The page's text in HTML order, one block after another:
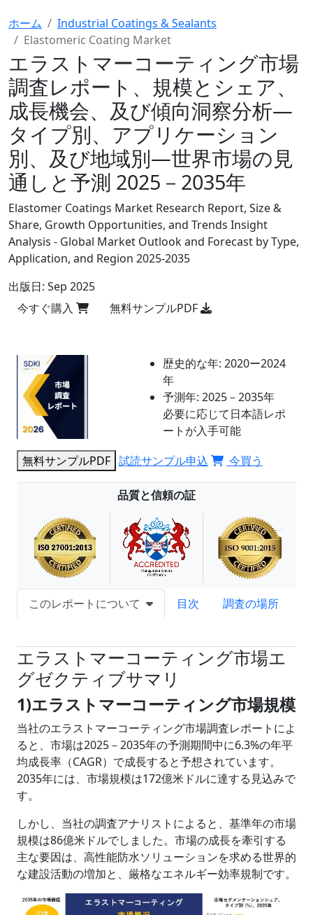
ホーム
Industrial Coatings & Sealants
Elastomeric Coating Market
エラストマーコーティング市場
調査レポート、規模とシェア、
成長機会、及び傾向洞察分析―
タイプ別、アプリケーション
別、及び地域別―世界市場の見
通しと予測 2025－2035年
Elastomer Coatings Market Research Report, Size &
Share, Growth Opportunities, and Trends Insight
Analysis - Global Market Outlook and Forecast by Type,
Application, and Region 2025-2035
出版日: Sep 2025
今すぐ購入
無料サンプルPDF
歴史的な年: 2020ー2024
年
予測年: 2025－2035年
必要に応じて日本語レポ
ートが入手可能
無料サンプルPDF 試読サンプル申込 今買う
品質と信頼の証
このレポートについて 目次
調査の場所
エラストマーコーティング市場エ
グゼクティブサマリ
1)エラストマーコーティング市場規模
当社のエラストマーコーティング市場調査レポートによ
ると、市場は2025－2035年の予測期間中に6.3%の年平
均成長率（CAGR）で成長すると予想されています。
2035年には、市場規模は172億米ドルに達する見込みで
す。
しかし、当社の調査アナリストによると、基準年の市場
規模は86億米ドルでしました。市場の成長を牽引する
主な要因は、高性能防水ソリューションを求める世界的
な建設活動の増加と、厳格なエネルギー効率規制です。